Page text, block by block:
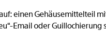
einen Gehäusemittelteil
Email oder Guillochierung